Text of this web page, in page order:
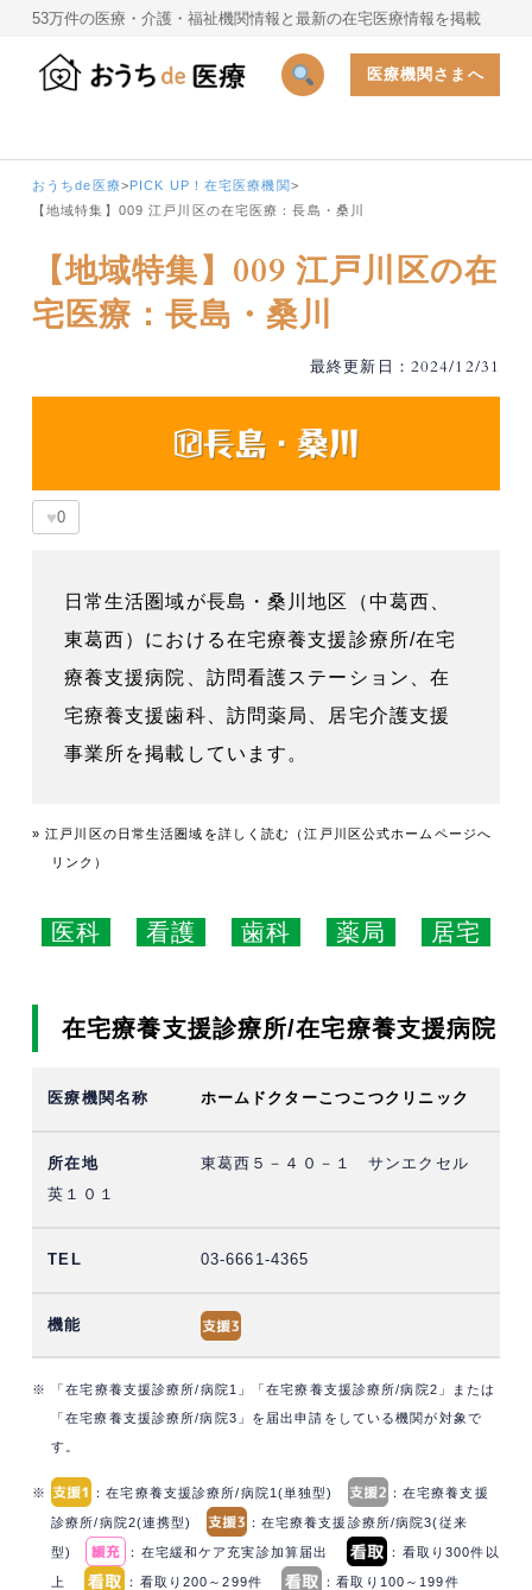
53万件の医療・介護・福祉機関情報と最新の在宅医療情報を掲載
医療機関さまへ
おうちde医療>PICK UP！在宅医療機関>
【地域特集】009 江戸川区の在宅医療：長島・桑川
【地域特集】009 江戸川区の在
宅医療：長島・桑川
最終更新日：2024/12/31
♥0
日常生活圏域が長島・桑川地区（中葛西、
東葛西）における在宅療養支援診療所/在宅
療養支援病院、訪問看護ステーション、在
宅療養支援歯科、訪問薬局、居宅介護支援
事業所を掲載しています。
» 江戸川区の日常生活圏域を詳しく読む（江戸川区公式ホームページへ
リンク）
医科 看護 歯科 薬局 居宅
在宅療養支援診療所/在宅療養支援病院
ホームドクターこつこつクリニック
東葛西５－４０－１ サンエクセル
英１０１
03-6661-4365
※ 「在宅療養支援診療所/病院1」「在宅療養支援診療所/病院2」または
「在宅療養支援診療所/病院3」を届出申請をしている機関が対象で
す。
※ ：在宅療養支援診療所/病院1(単独型) ：在宅療養支援
診療所/病院2(連携型) ：在宅療養支援診療所/病院3(従来
型) ：在宅緩和ケア充実診加算届出 ：看取り300件以
上 ：看取り200～299件 ：看取り100～199件